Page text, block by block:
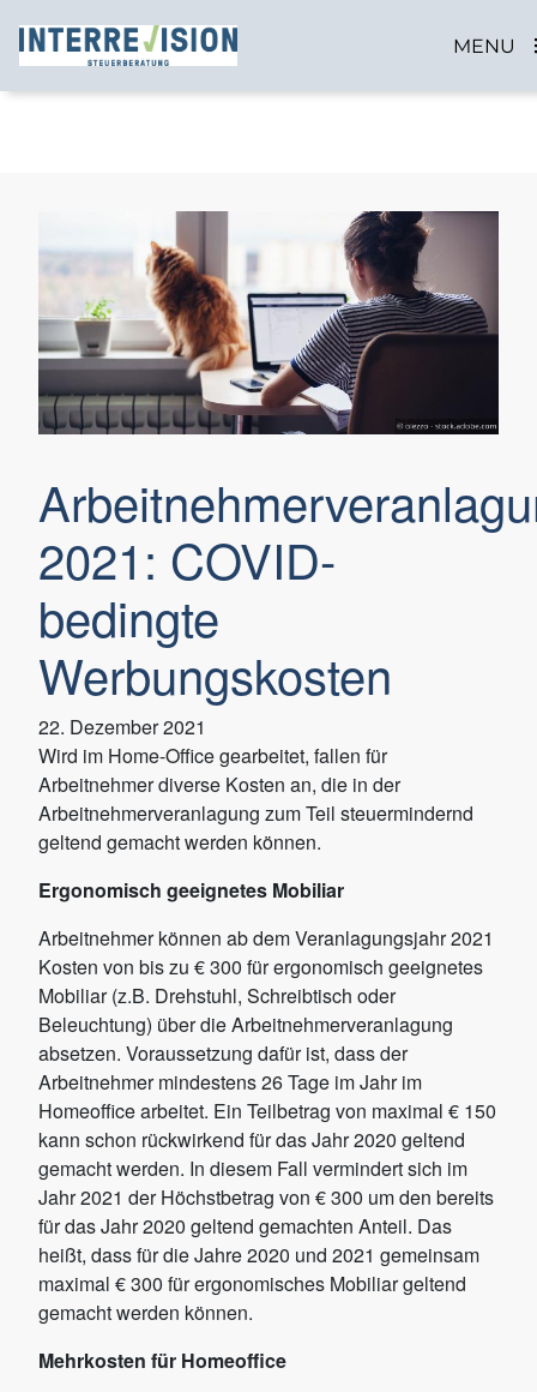
MENU
2021: COVID-
bedingte
Werbungskosten
22. Dezember 2021
Wird im Home-Office gearbeitet, fallen für
Arbeitnehmer diverse Kosten an, die in der
Arbeitnehmerveranlagung zum Teil steuermindernd
geltend gemacht werden können.
Ergonomisch geeignetes Mobiliar
Arbeitnehmer können ab dem Veranlagungsjahr 2021
Kosten von bis zu € 300 für ergonomisch geeignetes
Mobiliar (z.B. Drehstuhl, Schreibtisch oder
Beleuchtung) über die Arbeitnehmerveranlagung
absetzen. Voraussetzung dafür ist, dass der
Arbeitnehmer mindestens 26 Tage im Jahr im
Homeoffice arbeitet. Ein Teilbetrag von maximal € 150
kann schon rückwirkend für das Jahr 2020 geltend
gemacht werden. In diesem Fall vermindert sich im
Jahr 2021 der Höchstbetrag von € 300 um den bereits
für das Jahr 2020 geltend gemachten Anteil. Das
heißt, dass für die Jahre 2020 und 2021 gemeinsam
maximal € 300 für ergonomisches Mobiliar geltend
gemacht werden können.
Mehrkosten für Homeoffice